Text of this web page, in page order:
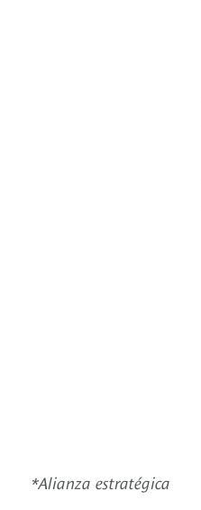
*Alianza estratégica